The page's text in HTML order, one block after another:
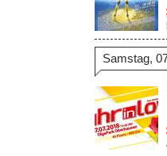
Samstag,